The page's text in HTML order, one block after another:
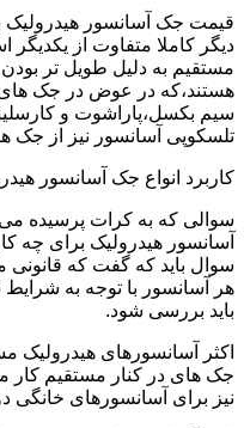
قیمت جک آسانسور هیدرولیک
دیگر کاملا متفاوت از
مستقیم به دلیل طویل تر
هستند،که در عوض در جک
سیم بکسل،پاراشوت و
تلسکوپی آسانسور نیز از
کاربرد انواع جک آسانسور
سوالی که به کرات پرسیده
آسانسور هیدرولیک برای چه
سوال باید که گفت که
هر آسانسور با توجه به
باید بررسی شود.
اکثر آسانسورهای هیدرولیک
جک های در کنار مستقیم کار
نیز برای آسانسورهای